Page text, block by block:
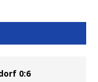
0:6